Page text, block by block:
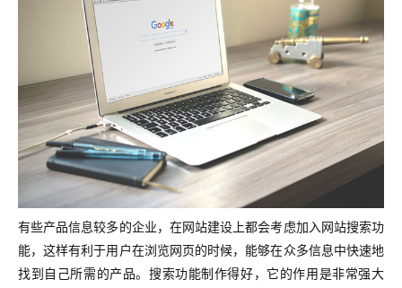
有些产品信息较多的企业，在网站建设上都会考虑加入网站搜索功
能，这样有利于用户在浏览网页的时候，能够在众多信息中快速地
找到自己所需的产品。搜索功能制作得好，它的作用是非常强大